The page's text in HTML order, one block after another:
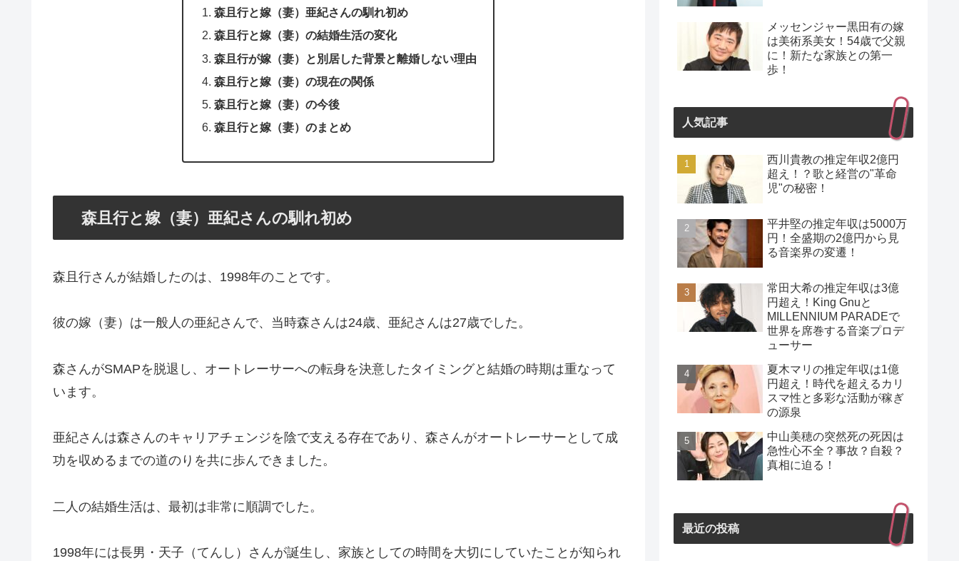
森且行と嫁（妻）亜紀さんの馴れ初め
森且行と嫁（妻）の結婚生活の変化
森且行が嫁（妻）と別居した背景と離婚しない理由
森且行と嫁（妻）の現在の関係
森且行と嫁（妻）の今後
森且行と嫁（妻）のまとめ
森且行と嫁（妻）亜紀さんの馴れ初め
森且行さんが結婚したのは、1998年のことです。
彼の嫁（妻）は一般人の亜紀さんで、当時森さんは24歳、亜紀さんは27歳でした​。
森さんがSMAPを脱退し、オートレーサーへの転身を決意したタイミングと結婚の時期は重なって
います。
亜紀さんは森さんのキャリアチェンジを陰で支える存在であり、森さんがオートレーサーとして成
功を収めるまでの道のりを共に歩んできました。
二人の結婚生活は、最初は非常に順調でした 。
1998年には長男・天子（てんし）さんが誕生し、家族としての時間を大切にしていたことが知られ
メッセンジャー黒田有の嫁
は美術系美女！54歳で父親
に！新たな家族との第一
歩！
人気記事
西川貴教の推定年収2億円
超え！？歌と経営の"革命
児"の秘密！
平井堅の推定年収は5000万
円！全盛期の2億円から見
る音楽界の変遷！
常田大希の推定年収は3億
円超え！King Gnuと
MILLENNIUM PARADEで
世界を席巻する音楽プロデ
ューサー
夏木マリの推定年収は1億
円超え！時代を超えるカリ
スマ性と多彩な活動が稼ぎ
の源泉
中山美穂の突然死の死因は
急性心不全？事故？自殺？
真相に迫る！
最近の投稿